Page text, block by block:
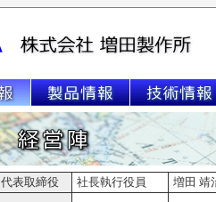
代表取締役 社長執行役員 増田 靖